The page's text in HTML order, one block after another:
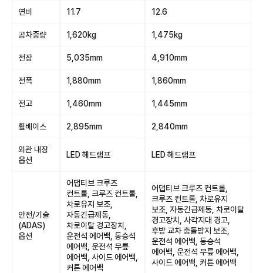
연비 11.7 12.6
공차중량 1,620kg 1,475kg
전장 5,035mm 4,910mm
전폭 1,880mm 1,860mm
전고 1,460mm 1,445mm
휠베이스 2,895mm 2,840mm
외관 내장
옵션
LED 헤드램프 LED 헤드램프
안전/기술
(ADAS)
옵션
어댑티브 크루즈
컨트롤, 크루즈 컨트롤,
차로유지 보조,
자동긴급제동,
차로이탈 경고장치,
운전석 에어백, 동승석
에어백, 운전석 무릎
에어백, 사이드 에어백,
커튼 에어백
어댑티브 크루즈 컨트롤,
크루즈 컨트롤, 차로유지
보조, 자동긴급제동, 차로이탈
경고장치, 사각지대 경고,
후방 교차 충돌방지 보조,
운전석 에어백, 동승석
에어백, 운전석 무릎 에어백,
사이드 에어백, 커튼 에어백